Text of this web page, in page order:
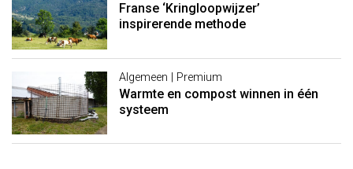
Franse ‘Kringloopwijzer’
inspirerende methode
Algemeen | Premium
Warmte en compost winnen in één
systeem